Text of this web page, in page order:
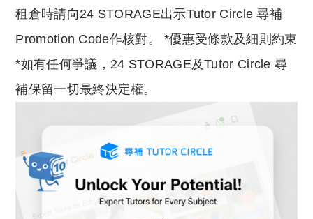
租倉時請向24 STORAGE出示Tutor Circle 尋補
Promotion Code作核對。 *優惠受條款及細則約束
*如有任何爭議，24 STORAGE及Tutor Circle 尋
補保留一切最終決定權。